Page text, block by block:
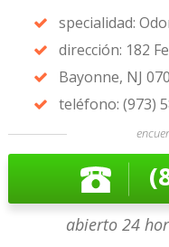
specialidad:
dirección: 182
Bayonne, NJ
teléfono: (973)
abierto 24